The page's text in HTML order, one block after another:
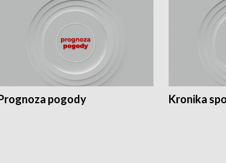
pogody Kronika